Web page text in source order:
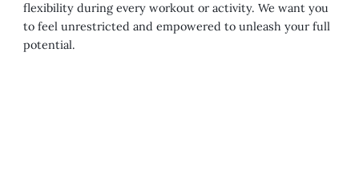
flexibility during every workout or activity. We want you
to feel unrestricted and empowered to unleash your full
potential.